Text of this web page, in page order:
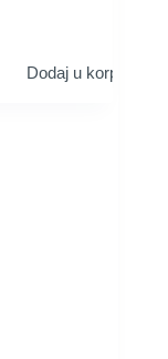
Dodaj u korpu